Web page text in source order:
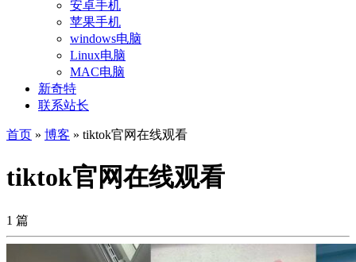
安卓手机
苹果手机
windows电脑
Linux电脑
MAC电脑
新奇特
联系站长
首页 » 博客 » tiktok官网在线观看
tiktok官网在线观看
1 篇